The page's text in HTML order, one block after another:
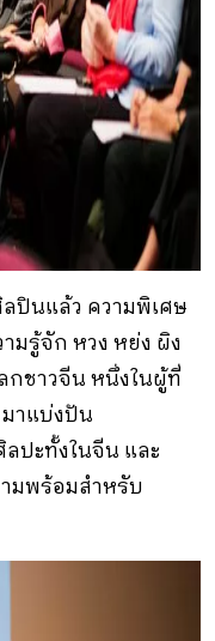
ปินแล้ว ความพิเศษ
มรู้จัก หวง หย่ง ผิง
กชาวจีน หนึ่งในผู้ที่
าแบ่งปัน
ปะทั้งในจีน และ
มพร้อมสำหรับ